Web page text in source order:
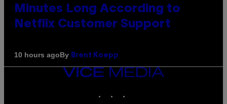
Minutes Long According to
Netflix Customer Support
10 hours agoBy Brent Koepp
VICE
MEDIA